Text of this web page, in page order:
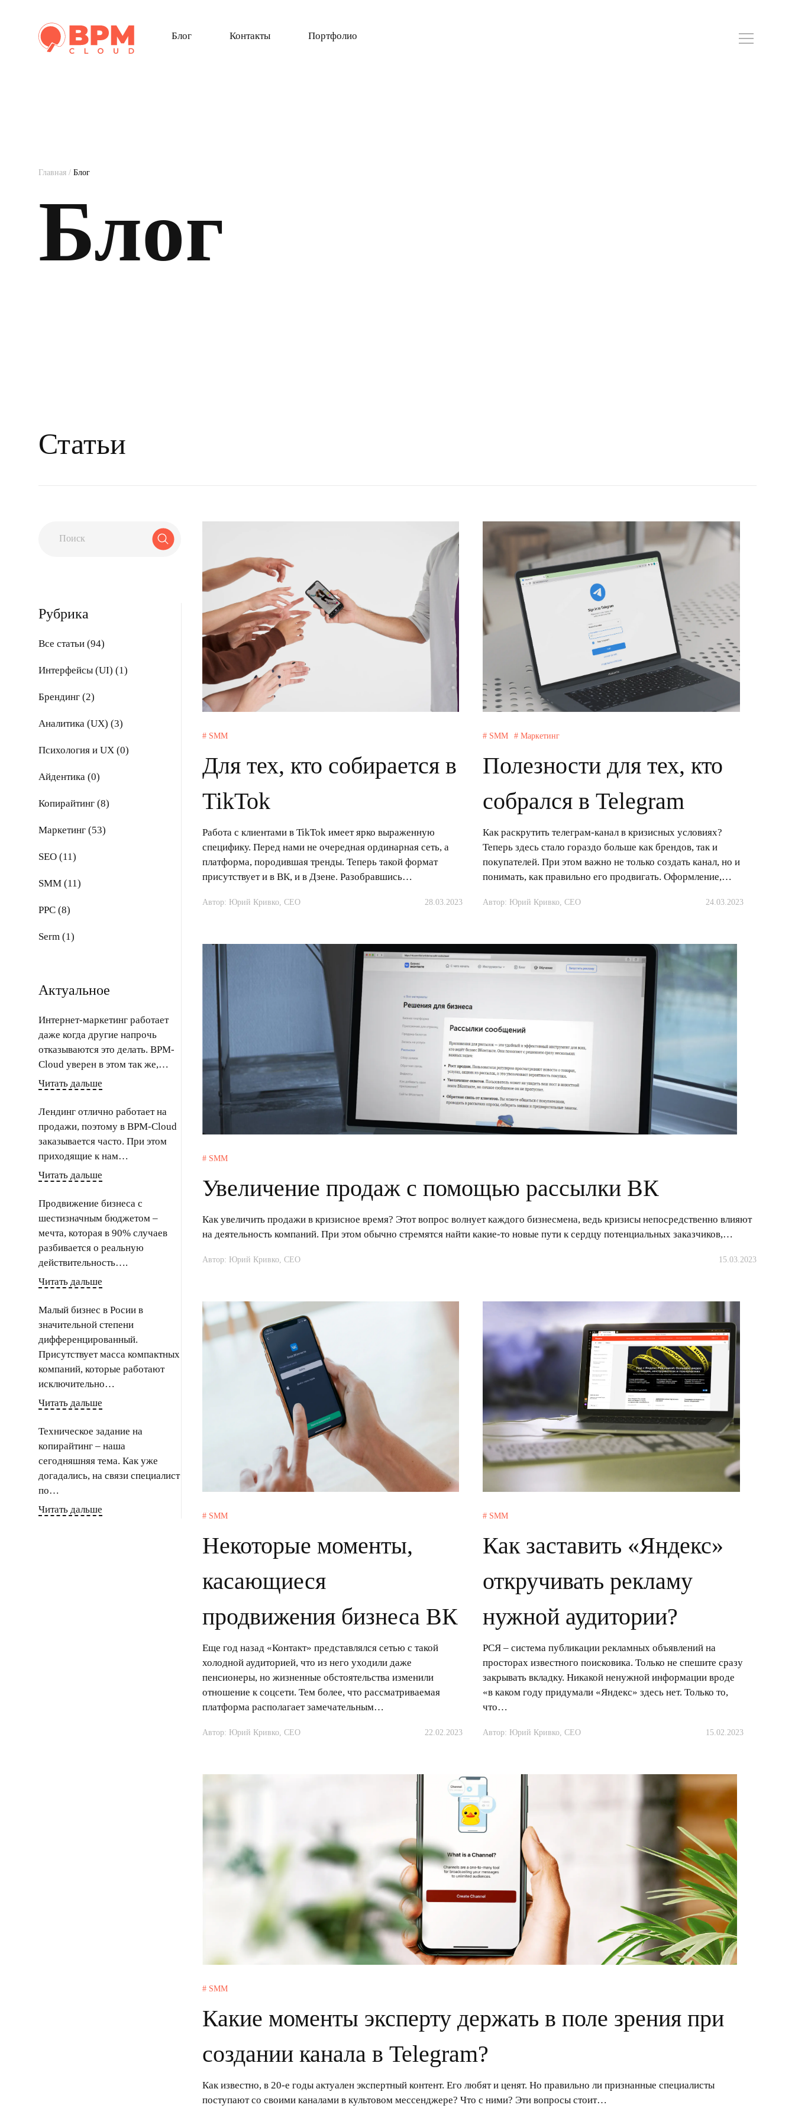
Блог Контакты Портфолио
Главная / Блог
Блог
Статьи
Рубрика
Все статьи (94)
Интерфейсы (UI) (1)
Брендинг (2)
Аналитика (UX) (3)
Психология и UX (0)
Айдентика (0)
Копирайтинг (8)
Маркетинг (53)
SEO (11)
SMM (11)
PPC (8)
Serm (1)
Актуальное
Интернет-маркетинг работает
даже когда другие напрочь
отказываются это делать. BPM-
Cloud уверен в этом так же,…
Читать дальше
Лендинг отлично работает на
продажи, поэтому в BPM-Cloud
заказывается часто. При этом
приходящие к нам…
Читать дальше
Продвижение бизнеса с
шестизначным бюджетом –
мечта, которая в 90% случаев
разбивается о реальную
действительность….
Читать дальше
Малый бизнес в Росии в
значительной степени
дифференцированный.
Присутствует масса компактных
компаний, которые работают
исключительно…
Читать дальше
Техническое задание на
копирайтинг – наша
сегодняшняя тема. Как уже
догадались, на связи специалист
по…
Читать дальше
# SMM
Для тех, кто собирается в
TikTok
Работа с клиентами в TikTok имеет ярко выраженную
специфику. Перед нами не очередная ординарная сеть, а
платформа, породившая тренды. Теперь такой формат
присутствует и в ВК, и в Дзене. Разобравшись…
Автор: Юрий Кривко, CEО 28.03.2023
# SMM # Маркетинг
Полезности для тех, кто
собрался в Telegram
Как раскрутить телеграм-канал в кризисных условиях?
Теперь здесь стало гораздо больше как брендов, так и
покупателей. При этом важно не только создать канал, но и
понимать, как правильно его продвигать. Оформление,…
Автор: Юрий Кривко, CEО 24.03.2023
# SMM
Увеличение продаж с помощью рассылки ВК
Как увеличить продажи в кризисное время? Этот вопрос волнует каждого бизнесмена, ведь кризисы непосредственно влияют
на деятельность компаний. При этом обычно стремятся найти какие-то новые пути к сердцу потенциальных заказчиков,…
Автор: Юрий Кривко, CEО 15.03.2023
# SMM
Некоторые моменты,
касающиеся
продвижения бизнеса ВК
Еще год назад «Контакт» представлялся сетью с такой
холодной аудиторией, что из него уходили даже
пенсионеры, но жизненные обстоятельства изменили
отношение к соцсети. Тем более, что рассматриваемая
платформа располагает замечательным…
Автор: Юрий Кривко, CEО 22.02.2023
# SMM
Как заставить «Яндекс»
откручивать рекламу
нужной аудитории?
РСЯ – система публикации рекламных объявлений на
просторах известного поисковика. Только не спешите сразу
закрывать вкладку. Никакой ненужной информации вроде
«в каком году придумали «Яндекс» здесь нет. Только то,
что…
Автор: Юрий Кривко, CEО 15.02.2023
# SMM
Какие моменты эксперту держать в поле зрения при
создании канала в Telegram?
Как известно, в 20-е годы актуален экспертный контент. Его любят и ценят. Но правильно ли признанные специалисты
поступают со своими каналами в культовом мессенджере? Что с ними? Эти вопросы стоит…